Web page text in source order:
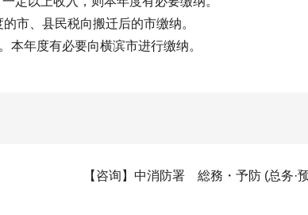
市、县民税向搬迁后的市缴纳。
年度有必要向横滨市进行缴纳。
【咨询】中消防署 総務・予防 (总务